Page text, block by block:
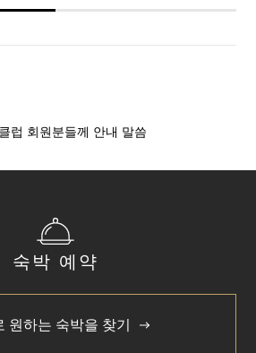
럽 회원분들께 안내 말씀
숙박 예약
원하는 숙박을 찾기